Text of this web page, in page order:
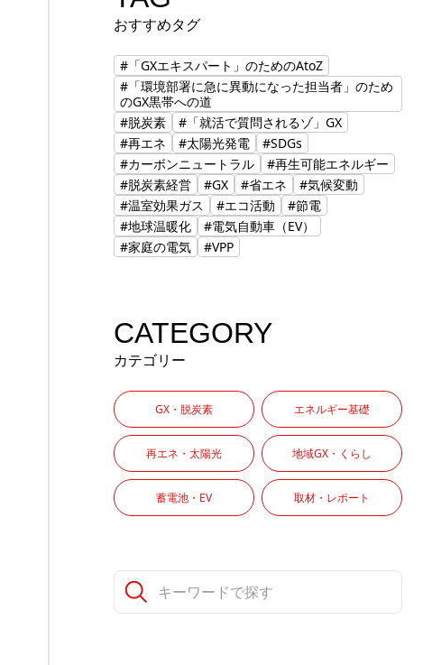
おすすめタグ
#「GXエキスパート」のためのAtoZ
#「環境部署に急に異動になった担当者」のため
のGX黒帯への道
#脱炭素
#「就活で質問されるゾ」GX
#再エネ
#太陽光発電
#SDGs
#カーボンニュートラル
#再生可能エネルギー
#脱炭素経営
#GX #省エネ
#気候変動
#温室効果ガス
#エコ活動
#節電
#地球温暖化
#電気自動車（EV）
#家庭の電気
#VPP
CATEGORY
カテゴリー
GX・脱炭素 エネルギー基礎
再エネ・太陽光 地域GX・くらし
蓄電池・EV 取材・レポート